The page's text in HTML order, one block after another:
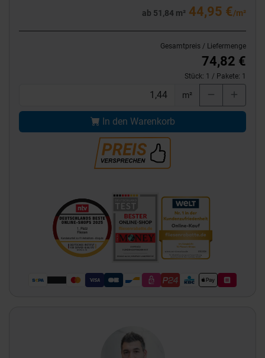
ab 51,84 m² 44,95 €/m²
Gesamtpreis / Liefermenge
74,82 €
Stück: 1 / Pakete: 1
m²
In den Warenkorb